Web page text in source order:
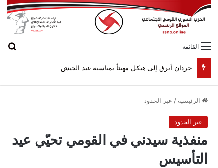
القائمة
حردان أبرق إلى هيكل مهنئاً بمناسبة عيد الجيش
الرئيسية / عبر الحدود
عبر الحدود
منفذية سيدني في القومي تحيّي عيد
التأسيس